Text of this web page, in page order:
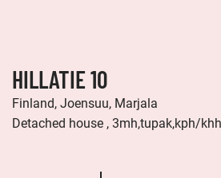
HILLATIE 10
Finland, Joensuu, Marjala
Detached house , 3mh,tupak,kph/